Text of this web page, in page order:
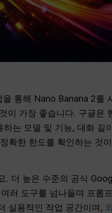
을 통해 Nano Banana 2를
이 가장 좋습니다. 구글은
는 모델 및 기능, 대화 길
확한 한도를 확인하는 것
. 더 높은 수준의 공식
러 도구를 넘나들며 프롬
실용적인 작업 공간이며,